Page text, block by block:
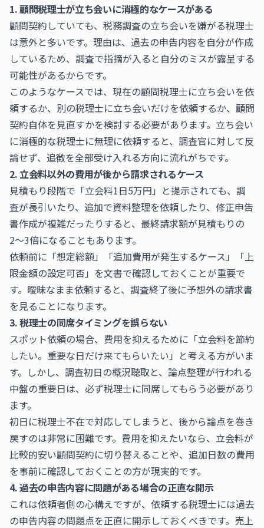
1. 顧問税理士が立ち会いに消極的なケースがある
顧問契約していても、税務調査の立ち会いを嫌がる税理士
は意外と多いです。理由は、過去の申告内容を自分が作成
しているため、調査で指摘が入ると自分のミスが露呈する
可能性があるからです。
このようなケースでは、現在の顧問税理士に立ち会いを依
頼するか、別の税理士に立ち会いだけを依頼するか、顧問
契約自体を見直すかを検討する必要があります。立ち会い
に消極的な税理士に無理に依頼すると、調査官に対して反
論せず、追徴を全部受け入れる方向に流れがちです。
2. 立会料以外の費用が後から請求されるケース
見積もり段階で「立会料1日5万円」と提示されても、調
査が長引いたり、追加で資料整理を依頼したり、修正申告
書作成が複雑だったりすると、最終請求額が見積もりの
2〜3倍になることもあります。
依頼前に「想定総額」「追加費用が発生するケース」「上
限金額の設定可否」を文書で確認しておくことが重要で
す。曖昧なまま依頼すると、調査終了後に予想外の請求書
を見ることになります。
3. 税理士の同席タイミングを誤らない
スポット依頼の場合、費用を抑えるために「立会料を節約
したい。重要な日だけ来てもらいたい」と考える方がいま
す。しかし、調査初日の概況聴取と、論点整理が行われる
中盤の重要日は、必ず税理士に同席してもらう必要があり
ます。
初日に税理士不在で対応してしまうと、後から論点を巻き
戻すのは非常に困難です。費用を抑えたいなら、立会料が
比較的安い顧問契約に切り替えることや、追加日数の費用
を事前に確認しておくことの方が現実的です。
4. 過去の申告内容に問題がある場合の正直な開示
これは依頼者側の心構えですが、依頼する税理士には過去
の申告内容の問題点を正直に開示しておくべきです。売上